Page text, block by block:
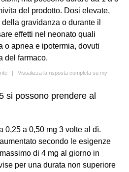
del prodotto. Dosi elevate,
gravidanza o durante il
effetti nel neonato quali
o apnea e ipotermia, dovuti
del farmaco.
| Visualizza la risposta completa su my-
si possono prendere al
0,25 a 0,50 mg 3 volte al dì.
secondo le esigenze
di 4 mg al giorno in
per una durata non superiore